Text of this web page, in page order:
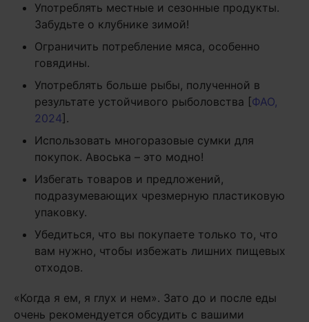
Употреблять местные и сезонные продукты.
Забудьте о клубнике зимой!
Ограничить потребление мяса, особенно
говядины.
Употреблять больше рыбы, полученной в
результате устойчивого рыболовства [ФАО,
2024].
Использовать многоразовые сумки для
покупок. Авоська – это модно!
Избегать товаров и предложений,
подразумевающих чрезмерную пластиковую
упаковку.
Убедиться, что вы покупаете только то, что
вам нужно, чтобы избежать лишних пищевых
отходов.
«Когда я ем, я глух и нем». Зато до и после еды
очень рекомендуется обсудить с вашими